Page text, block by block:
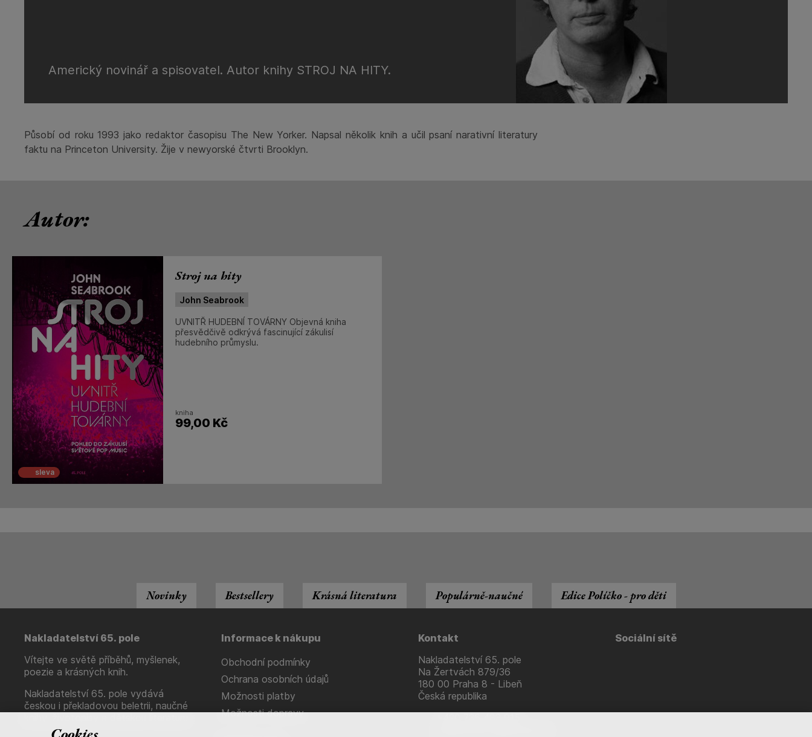
Americký novinář a spisovatel. Autor knihy STROJ NA HITY.
Působí od roku 1993 jako redaktor časopisu The New Yorker. Napsal několik knih a učil psaní narativní literatury
faktu na Princeton University. Žije v newyorské čtvrti Brooklyn.
Autor:
sleva
Stroj na hity
John Seabrook
UVNITŘ HUDEBNÍ TOVÁRNY Objevná kniha
přesvědčivě odkrývá fascinující zákulisí
hudebního průmyslu.
kniha
99,00 Kč
Novinky Bestsellery Krásná literatura Populárně-naučné Edice Políčko - pro děti
Nakladatelství 65. pole
Vítejte ve světě příběhů, myšlenek,
poezie a krásných knih.
Nakladatelství 65. pole vydává
českou i překladovou beletrii, naučné
Informace k nákupu
Obchodní podmínky
Ochrana osobních údajů
Možnosti platby
Možnosti dopravy
Kontakt
Nakladatelství 65. pole
Na Žertvách 879/36
180 00 Praha 8 - Libeň
Česká republika
Sociální sítě